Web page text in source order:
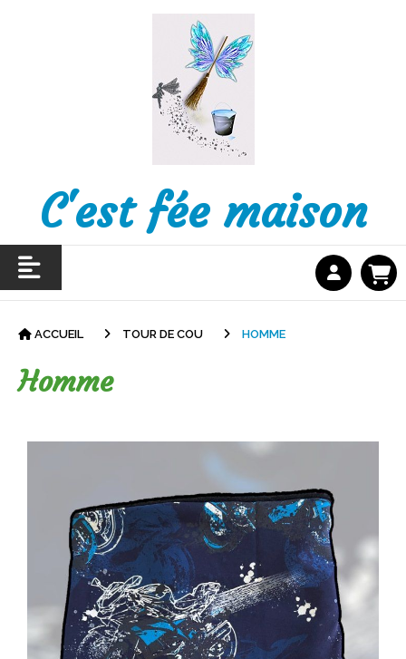
C'est fée maison
ACCUEIL TOUR DE COU HOMME
Homme